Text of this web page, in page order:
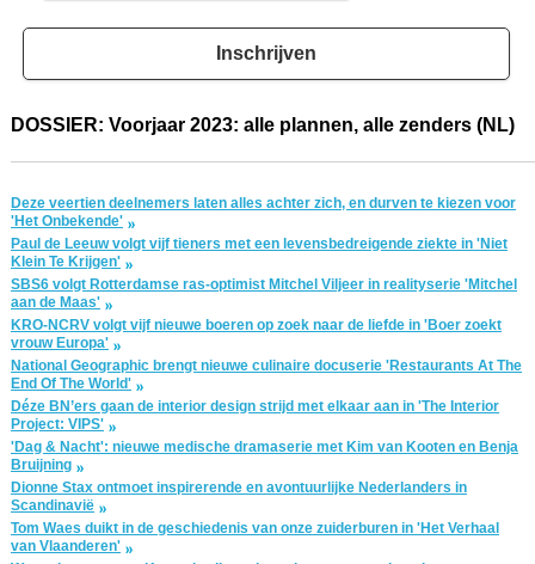
Inschrijven
DOSSIER: Voorjaar 2023: alle plannen, alle zenders (NL)
Deze veertien deelnemers laten alles achter zich, en durven te kiezen voor
'Het Onbekende'
Paul de Leeuw volgt vijf tieners met een levensbedreigende ziekte in 'Niet
Klein Te Krijgen'
SBS6 volgt Rotterdamse ras-optimist Mitchel Viljeer in realityserie 'Mitchel
aan de Maas'
KRO-NCRV volgt vijf nieuwe boeren op zoek naar de liefde in 'Boer zoekt
vrouw Europa'
National Geographic brengt nieuwe culinaire docuserie 'Restaurants At The
End Of The World'
Déze BN’ers gaan de interior design strijd met elkaar aan in 'The Interior
Project: VIPS'
'Dag & Nacht': nieuwe medische dramaserie met Kim van Kooten en Benja
Bruijning
Dionne Stax ontmoet inspirerende en avontuurlijke Nederlanders in
Scandinavië
Tom Waes duikt in de geschiedenis van onze zuiderburen in 'Het Verhaal
van Vlaanderen'